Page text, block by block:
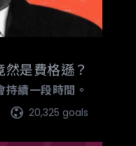
是費格遜？
續一段時間。
20,325 goals